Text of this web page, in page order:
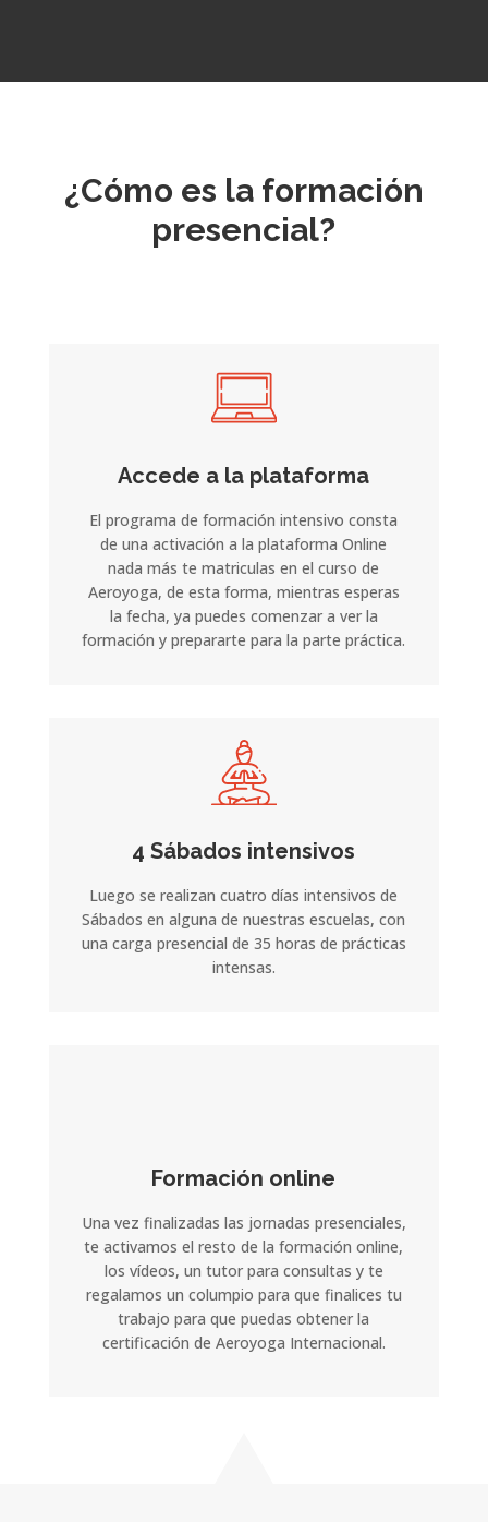
¿Cómo es la formación
presencial?
Accede a la plataforma
El programa de formación intensivo consta
de una activación a la plataforma Online
nada más te matriculas en el curso de
Aeroyoga, de esta forma, mientras esperas
la fecha, ya puedes comenzar a ver la
formación y prepararte para la parte práctica.
4 Sábados intensivos
Luego se realizan cuatro días intensivos de
Sábados en alguna de nuestras escuelas, con
una carga presencial de 35 horas de prácticas
intensas.
Formación online
Una vez finalizadas las jornadas presenciales,
te activamos el resto de la formación online,
los vídeos, un tutor para consultas y te
regalamos un columpio para que finalices tu
trabajo para que puedas obtener la
certificación de Aeroyoga Internacional.